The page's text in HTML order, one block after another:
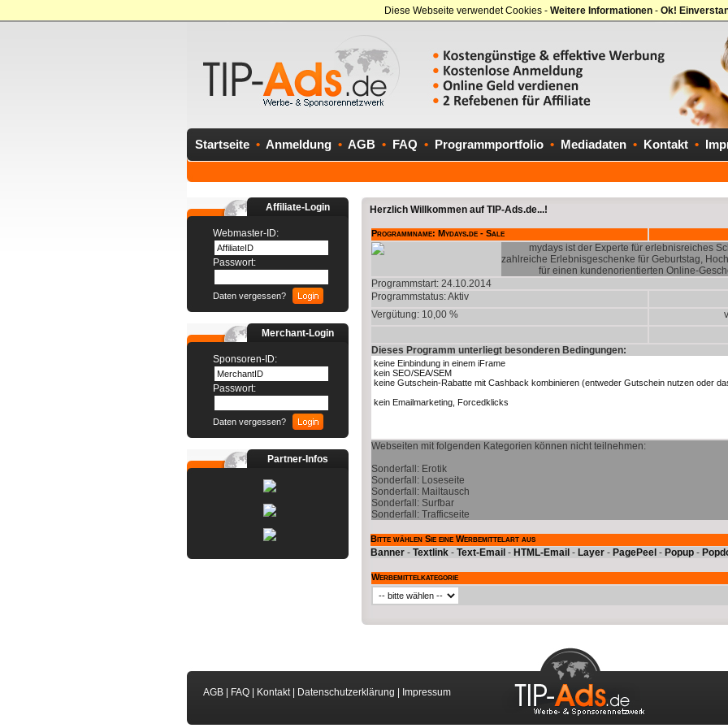
Diese Webseite verwendet Cookies - Weitere Informationen - Ok!
Startseite • Anmeldung • AGB • FAQ • Programmportfolio • Mediadaten • Kontakt •
Affiliate-Login
Webmaster-ID:
Passwort:
Daten vergessen?
Merchant-Login
Sponsoren-ID:
Passwort:
Daten vergessen?
Partner-Infos
Herzlich Willkommen auf TIP-Ads.de...!
Programmname: Mydays.de - Sale
mydays ist der Experte für erlebnisreiches
zahlreiche Erlebnisgeschenke für Geburtstag,
für einen kundenorientierten Online-
Programmstart: 24.10.2014
Programmstatus:Aktiv
Vergütung: 10,00 %
Dieses Programm unterliegt besonderen Bedingungen:
Webseiten mit folgenden Kategorien können nicht teilnehmen:
Sonderfall: Erotik
Sonderfall: Loseseite
Sonderfall: Mailtausch
Sonderfall: Surfbar
Sonderfall: Trafficseite
Bitte wählen Sie eine Werbemittelart aus
Banner - Textlink - Text-Email - HTML-Email - Layer - PagePeel - Popup -
Werbemittelkategorie
AGB FAQ Kontakt| Datenschutzerklärung Impressum